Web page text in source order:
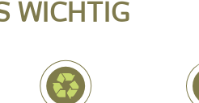
WICHTIG